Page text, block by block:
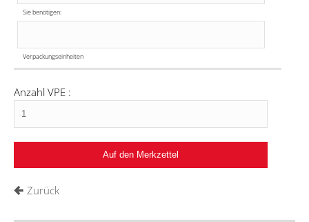
Sie benötigen:
Verpackungseinheiten
Anzahl VPE :
Zurück